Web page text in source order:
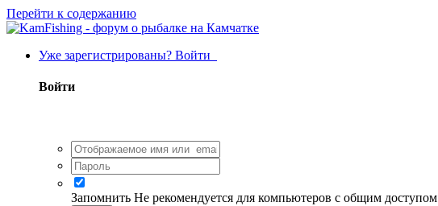
Перейти к содержанию
Уже зарегистрированы? Войти
Войти
Запомнить Не рекомендуется для компьютеров с общим доступом